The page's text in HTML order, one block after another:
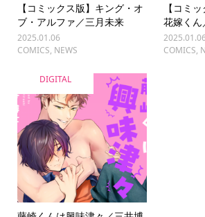
【コミックス版】キング・オ
ブ・アルファ／三月未来
2025.01.06
COMICS, NEWS
【コミ
花嫁くん
2025.01.06
COMICS,
DIGITAL